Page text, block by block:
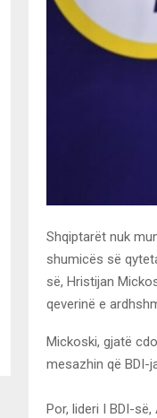
Shqiptarët nuk
shumicës së
së, Hristijan
qeverinë e
Mickoski, gjatë
mesazhin që BDI-
Por, lideri I BDI-